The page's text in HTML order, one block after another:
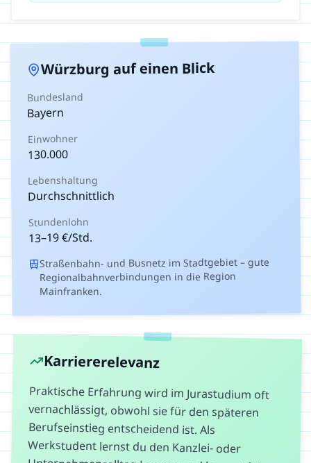
Würzburg auf einen Blick
Bundesland
Bayern
Einwohner
130.000
Lebenshaltung
Durchschnittlich
Stundenlohn
13–19€/Std.
Straßenbahn- und Busnetz im Stadtgebiet – gute
Regionalbahnverbindungen in die Region
Mainfranken.
Karriererelevanz
Praktische Erfahrung wird im Jurastudium oft
vernachlässigt, obwohl sie für den späteren
Berufseinstieg entscheidend ist. Als
Werkstudent lernst du den Kanzlei- oder
Unternehmensalltag kennen und kannst deine
juristischen Fähigkeiten an realen Fällen
schärfen. Besonders für die Wahl des
Schwerpunktbereichs und die Entscheidung
zwischen Anwalt, Richter oder
Unternehmensjurist ist diese Erfahrung